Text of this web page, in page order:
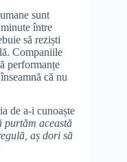
sunt
între
să reziști
Companiile
performanțe
că nu
de a-i cunoaște
purtăm această
aș dori să